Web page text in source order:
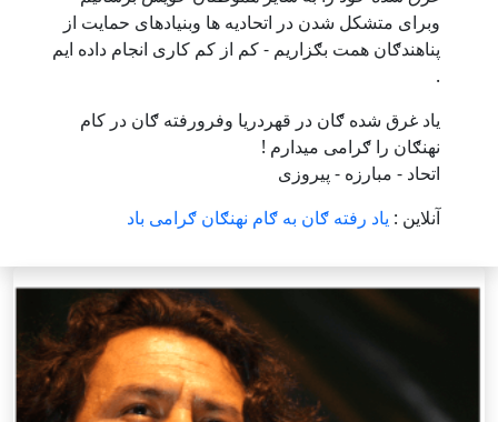
وبرای متشکل شدن در اتحادیه ها وبنیادهای حمایت از
پناهندګان همت بګزاریم - کم از کم کاری انجام داده ایم
یاد غرق شده ګان در قهردریا وفرورفته ګان در کام
نهنګان را ګرامی میدارم !
اتحاد - مبارزه - پیروزی
آنلاین :یاد رفته ګان به ګام نهنګان ګرامی باد